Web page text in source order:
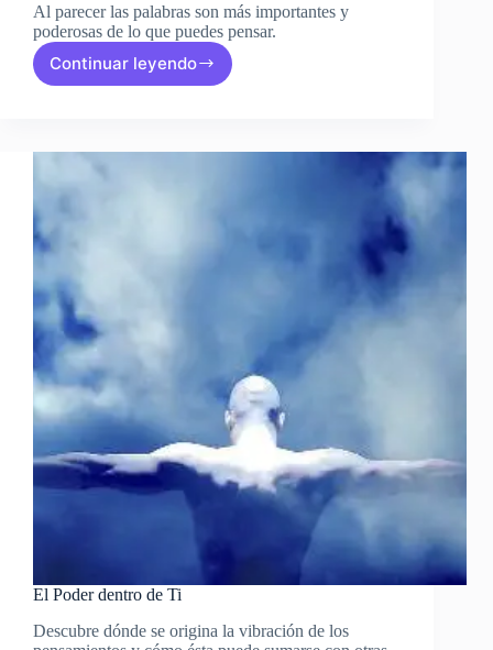
Al parecer las palabras son más importantes y
poderosas de lo que puedes pensar.
Continuar leyendo
El
Poder
Palabras
El Poder dentro de Ti
Descubre dónde se origina la vibración de los